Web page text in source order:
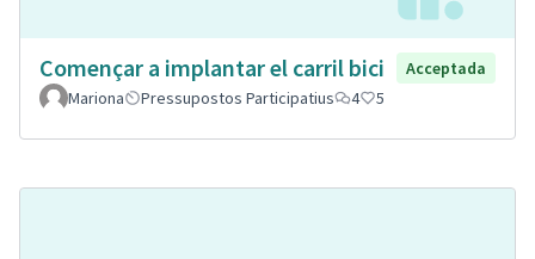
Començar a implantar el carril bici
Acceptada
Mariona
Pressupostos Participatius 4 5